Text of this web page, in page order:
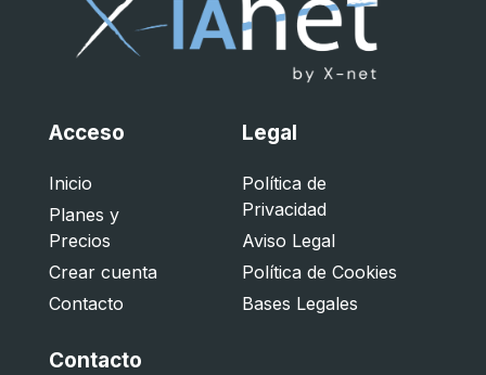
Acceso
Inicio
Planes y
Precios
Crear cuenta
Contacto
Legal
Política de
Privacidad
Aviso Legal
Política de Cookies
Bases Legales
Contacto